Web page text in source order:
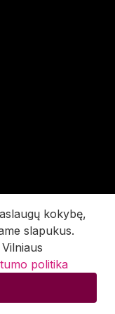
kokybę,
slapukus.
politika